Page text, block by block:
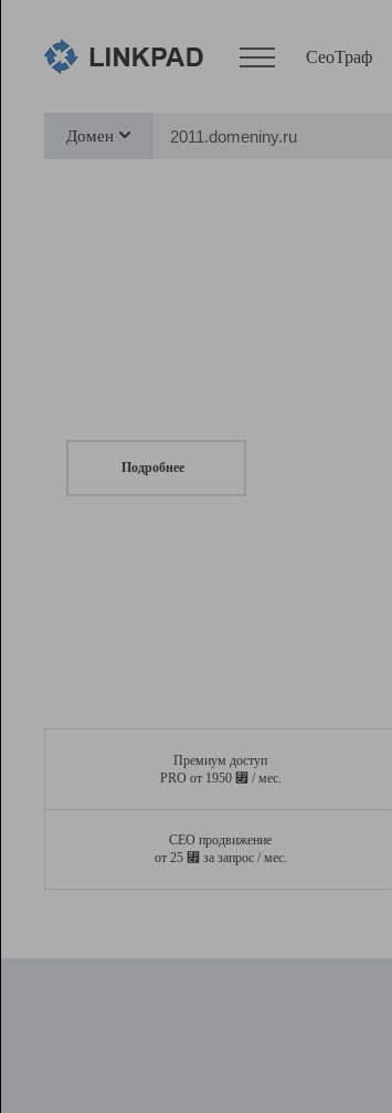
СеоТраф
Домен
Подробнее
Премиум доступ
PRO от 1950 ⃏ / мес.
СЕО продвижение
от 25 ⃏ за запрос / мес.